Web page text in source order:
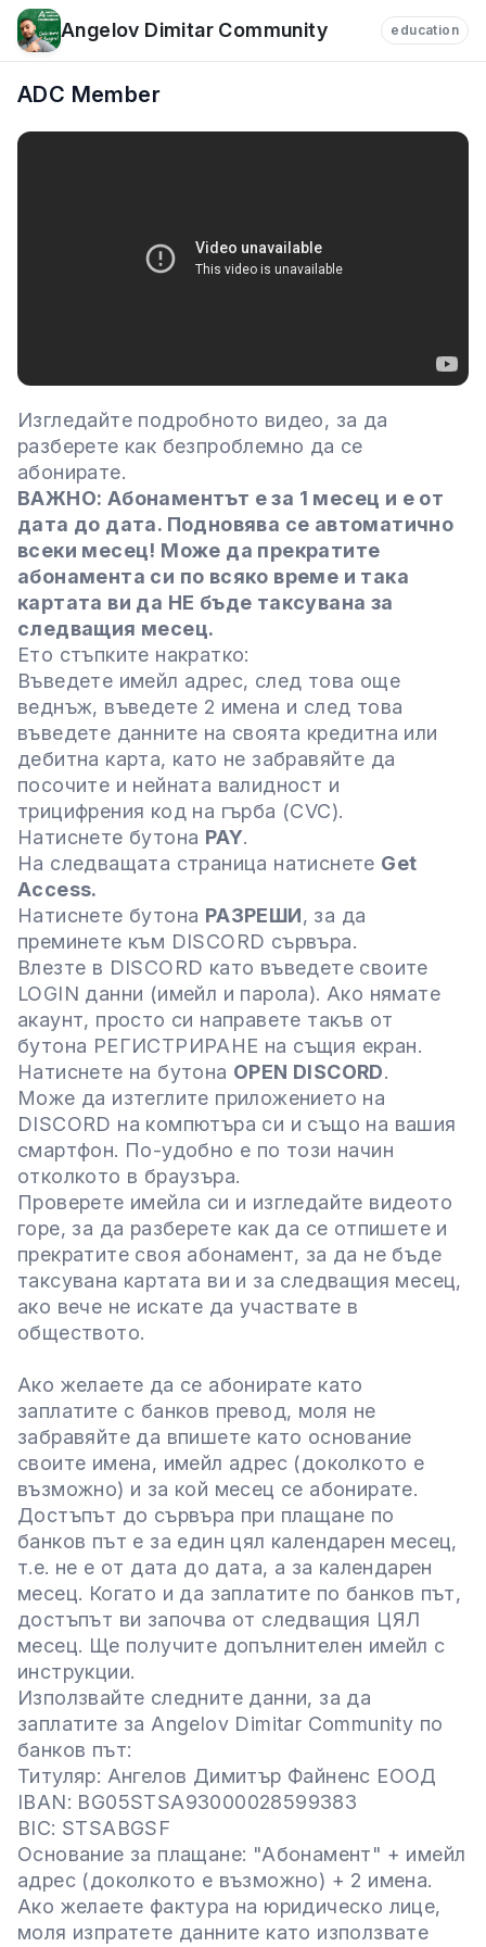
Angelov Dimitar Community education
ADC Member
Изгледайте подробното видео, за да
разберете как безпроблемно да се
абонирате.
ВАЖНО: Абонаментът е за 1 месец и е от
дата до дата. Подновява се автоматично
всеки месец! Може да прекратите
абонамента си по всяко време и така
картата ви да НЕ бъде таксувана за
следващия месец.
Ето стъпките накратко:
Въведете имейл адрес, след това още
веднъж, въведете 2 имена и след това
въведете данните на своята кредитна или
дебитна карта, като не забравяйте да
посочите и нейната валидност и
трицифрения код на гърба (CVC).
Натиснете бутона PAY.
На следващата страница натиснете Get
Access.
Натиснете бутона РАЗРЕШИ, за да
преминете към DISCORD сървъра.
Влезте в DISCORD като въведете своите
LOGIN данни (имейл и парола). Ако нямате
акаунт, просто си направете такъв от
бутона РЕГИСТРИРАНЕ на същия екран.
Натиснете на бутона OPEN DISCORD.
Може да изтеглите приложението на
DISCORD на компютъра си и също на вашия
смартфон. По-удобно е по този начин
отколкото в браузъра.
Проверете имейла си и изгледайте видеото
горе, за да разберете как да се отпишете и
прекратите своя абонамент, за да не бъде
таксувана картата ви и за следващия месец,
ако вече не искате да участвате в
обществото.
Ако желаете да се абонирате като
заплатите с банков превод, моля не
забравяйте да впишете като основание
своите имена, имейл адрес (доколкото е
възможно) и за кой месец се абонирате.
Достъпът до сървъра при плащане по
банков път е за един цял календарен месец,
т.е. не е от дата до дата, а за календарен
месец. Когато и да заплатите по банков път,
достъпът ви започва от следващия ЦЯЛ
месец. Ще получите допълнителен имейл с
инструкции.
Използвайте следните данни, за да
заплатите за Angelov Dimitar Community по
банков път:
Титуляр: Ангелов Димитър Файненс ЕООД
IBAN: BG05STSA93000028599383
BIC: STSABGSF
Основание за плащане: "Абонамент" + имейл
адрес (доколкото е възможно) + 2 имена.
Ако желаете фактура на юридическо лице,
моля изпратете данните като използвате